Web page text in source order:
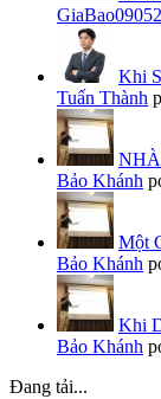
Khi
Tuấn Thành
Bảo Khánh
Một
Bảo Khánh
Khi
Bảo Khánh
Đang tải...